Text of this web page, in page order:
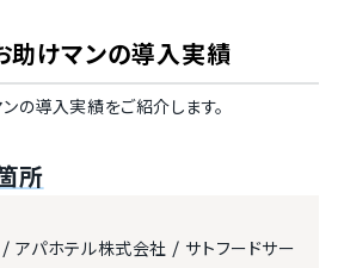
知
助けマンの導入実績
の導入実績をご紹介します。
所
/ アパホテル株式会社 / サトフードサー